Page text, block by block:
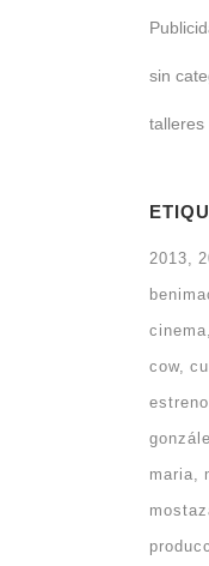
sin
talleres
2013
cinema
cow
estreno
maria